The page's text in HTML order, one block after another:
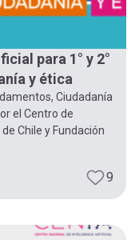
para 1° y 2°
y ética
Ciudadanía
el Centro de
Chile y Fundación
9